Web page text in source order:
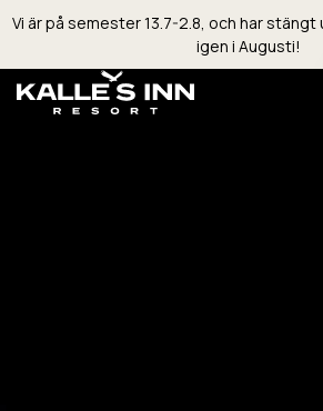
Vi är på semester 13.7-2.8, och har stängt
igen i Augusti!